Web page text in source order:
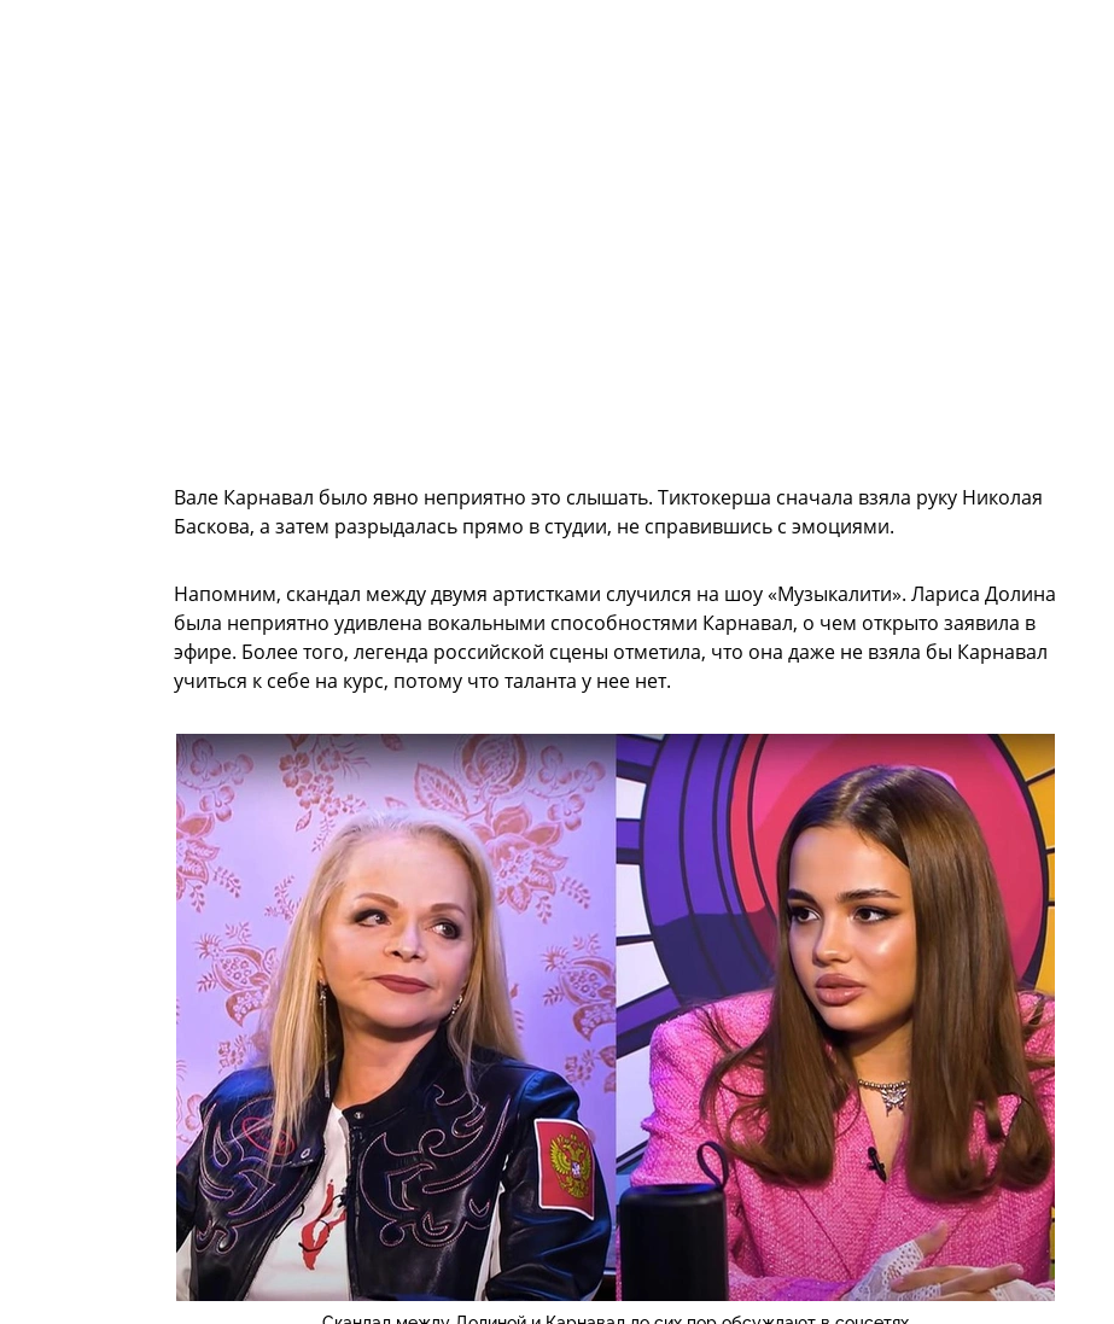
Вале Карнавал было явно неприятно это слышать. Тиктокерша сначала взяла руку Николая
Баскова, а затем разрыдалась прямо в студии, не справившись с эмоциями.
Напомним, скандал между двумя артистками случился на шоу «Музыкалити». Лариса Долина
была неприятно удивлена вокальными способностями Карнавал, о чем открыто заявила в
эфире. Более того, легенда российской сцены отметила, что она даже не взяла бы Карнавал
учиться к себе на курс, потому что таланта у нее нет.